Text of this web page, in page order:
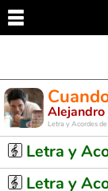
Alejandro
Letra y Acordes
Letra y
Letra y